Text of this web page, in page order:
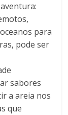
para
pode ser
sabores
a areia nos
que